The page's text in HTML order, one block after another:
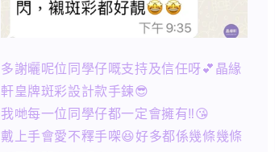
多謝曬呢位同學仔嘅支持及信任呀💕晶緣
軒皇牌斑彩設計款手鍊😎
我哋每一位同學仔都一定會擁有‼️😘
戴上手會愛不釋手㗎😆好多都係幾條幾條